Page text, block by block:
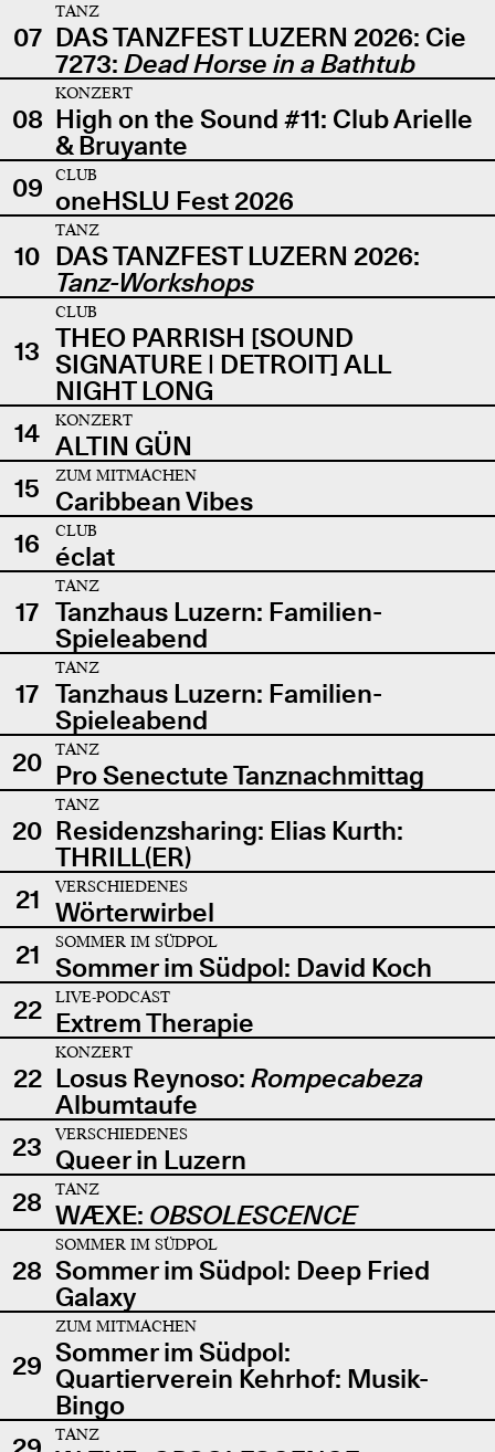
07
TANZ
DAS TANZFEST LUZERN 2026: Cie
7273: Dead Horse in a Bathtub
08
KONZERT
High on the Sound #11: Club Arielle
& Bruyante
09
CLUB
oneHSLU Fest 2026
10
TANZ
DAS TANZFEST LUZERN 2026:
Tanz-Workshops
13
CLUB
THEO PARRISH [SOUND
SIGNATURE | DETROIT] ALL
NIGHT LONG
14
KONZERT
ALTIN GÜN
15
ZUM MITMACHEN
Caribbean Vibes
16
CLUB
éclat
17
TANZ
Tanzhaus Luzern: Familien-
Spieleabend
17
TANZ
Tanzhaus Luzern: Familien-
Spieleabend
20
TANZ
Pro Senectute Tanznachmittag
20
TANZ
Residenzsharing: Elias Kurth:
THRILL(ER)
21
VERSCHIEDENES
Wörterwirbel
21
SOMMER IM SÜDPOL
Sommer im Südpol: David Koch
22
LIVE-PODCAST
Extrem Therapie
22
KONZERT
Losus Reynoso: Rompecabeza
Albumtaufe
23
VERSCHIEDENES
Queer in Luzern
28
TANZ
WÆXE: OBSOLESCENCE
28
SOMMER IM SÜDPOL
Sommer im Südpol: Deep Fried
Galaxy
29
ZUM MITMACHEN
Sommer im Südpol:
Quartierverein Kehrhof: Musik-
Bingo
TANZ